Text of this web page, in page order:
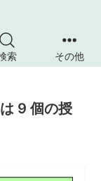
索 その他
9 個の授